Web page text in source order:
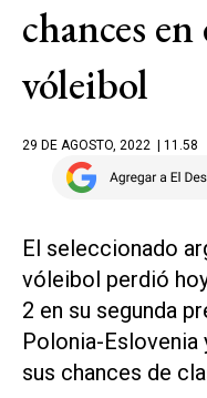
chances
vóleibol
29 DE AGOSTO, 2022 | 11.58
El seleccionado
vóleibol perdió
2 en su segunda
Polonia-
sus chances de